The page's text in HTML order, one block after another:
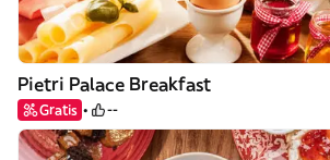
Pietri Palace Breakfast
Gratis --